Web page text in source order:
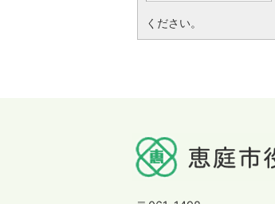
ください。